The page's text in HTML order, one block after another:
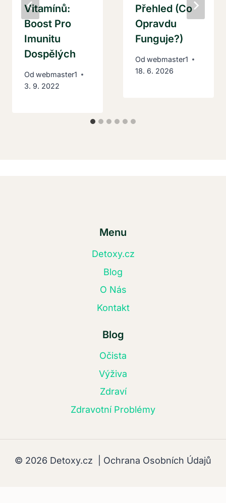
Vitamínů:
Boost Pro
Imunitu
Dospělých
Od webmaster1
3. 9. 2022
Přehled (Co
Opravdu
Funguje?)
Od webmaster1
18. 6. 2026
Menu
Detoxy.cz
Blog
O Nás
Kontakt
Blog
Očista
Výživa
Zdraví
Zdravotní Problémy
© 2026 Detoxy.cz | Ochrana Osobních Údajů